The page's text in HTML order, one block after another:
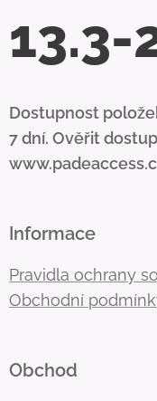
13.3-
Dostupnost
7 dní. Ověřit
Informace
Pravidla ochrany
Obchodní
Obchod